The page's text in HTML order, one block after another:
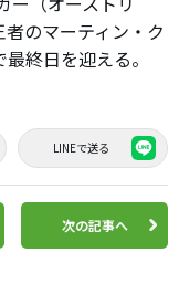
のマーティン・ク
終日を迎える。
LINEで送る
次の記事へ